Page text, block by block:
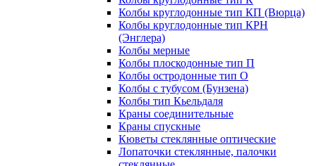
Колбы круглодонные тип КП (Вюрца)
Колбы круглодонные тип КРН
(Энглера)
Колбы мерные
Колбы плоскодонные тип П
Колбы остродонные тип О
Колбы с тубусом (Бунзена)
Колбы тип Кьельдаля
Краны соединительные
Краны спускные
Кюветы стеклянные оптические
Лопаточки стеклянные, палочки